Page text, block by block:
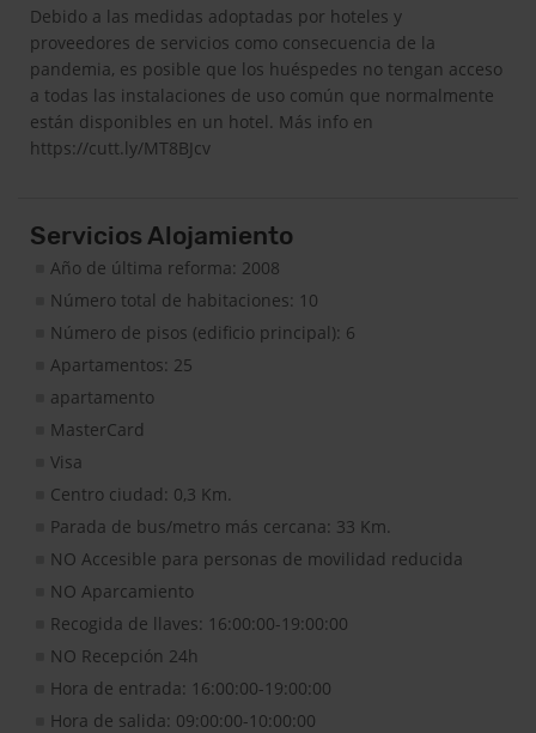
Debido a las medidas adoptadas por hoteles y
proveedores de servicios como consecuencia de la
pandemia, es posible que los huéspedes no tengan acceso
a todas las instalaciones de uso común que normalmente
están disponibles en un hotel. Más info en
https://cutt.ly/MT8BJcv
Servicios Alojamiento
Año de última reforma: 2008
Número total de habitaciones: 10
Número de pisos (edificio principal): 6
Apartamentos: 25
apartamento
MasterCard
Visa
Centro ciudad: 0,3 Km.
Parada de bus/metro más cercana: 33 Km.
NO Accesible para personas de movilidad reducida
NO Aparcamiento
Recogida de llaves: 16:00:00-19:00:00
NO Recepción 24h
Hora de entrada: 16:00:00-19:00:00
Hora de salida: 09:00:00-10:00:00